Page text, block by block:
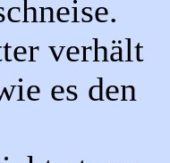
verhält
es den